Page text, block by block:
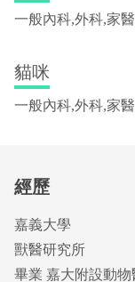
一般內科,外科,家
貓咪
一般內科,外科,家
經歷
嘉義大學
獸醫研究所
畢業 嘉大附設動物